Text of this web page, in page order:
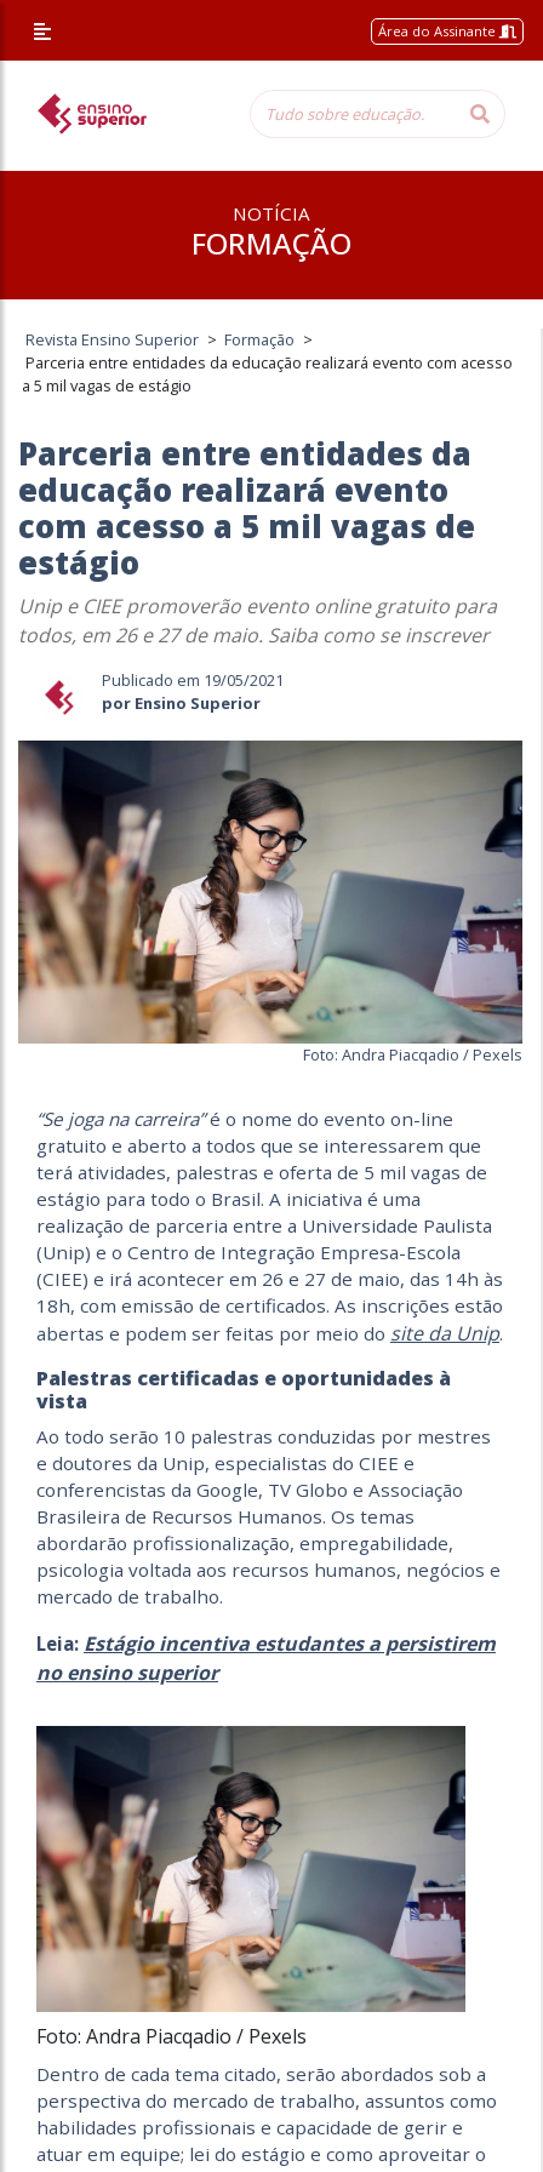
Área do Assinante
NOTÍCIA
FORMAÇÃO
Revista Ensino Superior > Formação >
Parceria entre entidades da educação realizará evento com acesso
a 5 mil vagas de estágio
Parceria entre entidades da
educação realizará evento
com acesso a 5 mil vagas de
estágio
Unip e CIEE promoverão evento online gratuito para
todos, em 26 e 27 de maio. Saiba como se inscrever
Publicado em 19/05/2021
por Ensino Superior
Foto: Andra Piacqadio / Pexels
“Se joga na carreira”é o nome do evento on-line
gratuito e aberto a todos que se interessarem que
terá atividades, palestras e oferta de 5 mil vagas de
estágio para todo o Brasil. A iniciativa é uma
realização de parceria entre a Universidade Paulista
(Unip) e o Centro de Integração Empresa-Escola
(CIEE) e irá acontecer em 26 e 27 de maio, das 14h às
18h, com emissão de certificados. As inscrições estão
abertas e podem ser feitas por meio do site da Unip.
Palestras certificadas e oportunidades à
vista
Ao todo serão 10 palestras conduzidas por mestres
e doutores da Unip, especialistas do CIEE e
conferencistas da Google, TV Globo e Associação
Brasileira de Recursos Humanos. Os temas
abordarão profissionalização, empregabilidade,
psicologia voltada aos recursos humanos, negócios e
mercado de trabalho.
Leia: Estágio incentiva estudantes a persistirem
no ensino superior
Foto: Andra Piacqadio / Pexels
Dentro de cada tema citado, serão abordados sob a
perspectiva do mercado de trabalho, assuntos como
habilidades profissionais e capacidade de gerir e
atuar em equipe; lei do estágio e como aproveitar o